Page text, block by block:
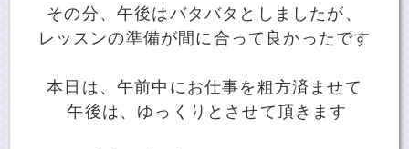
その分、午後はバタバタとしましたが、
レッスンの準備が間に合って良かったです
本日は、午前中にお仕事を粗方済ませて
午後は、ゆっくりとさせて頂きます